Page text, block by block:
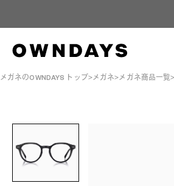
メガネのOWNDAYS トップ メガネ メガネ商品一覧